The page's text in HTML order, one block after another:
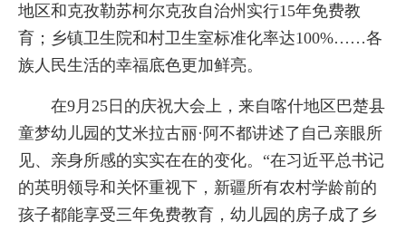
地区和克孜勒苏柯尔克孜自治州实行15年免费教
育；乡镇卫生院和村卫生室标准化率达100%……各
族人民生活的幸福底色更加鲜亮。
在9月25日的庆祝大会上，来自喀什地区巴楚县
童梦幼儿园的艾米拉古丽·阿不都讲述了自己亲眼所
见、亲身所感的实实在在的变化。“在习近平总书记
的英明领导和关怀重视下，新疆所有农村学龄前的
孩子都能享受三年免费教育，幼儿园的房子成了乡